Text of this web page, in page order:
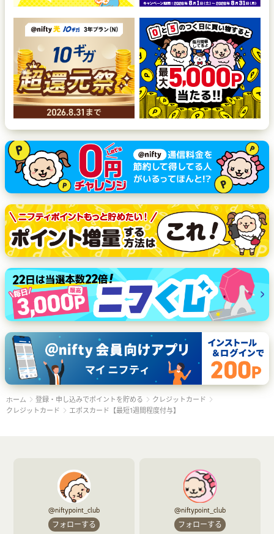
ホーム 登録・申し込みでポイントを貯める
クレジットカード
クレジットカード
エポスカード【最短1週間程度付与】
@niftypoint_club
フォローする
@niftypoint_club
フォローする